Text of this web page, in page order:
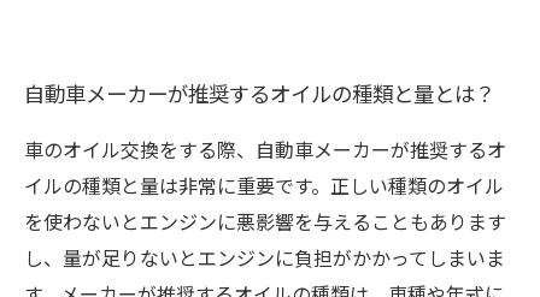
自動車メーカーが推奨するオイルの種類と量とは？
車のオイル交換をする際、自動車メーカーが推奨するオ
イルの種類と量は非常に重要です。正しい種類のオイル
を使わないとエンジンに悪影響を与えることもあります
し、量が足りないとエンジンに負担がかかってしまいま